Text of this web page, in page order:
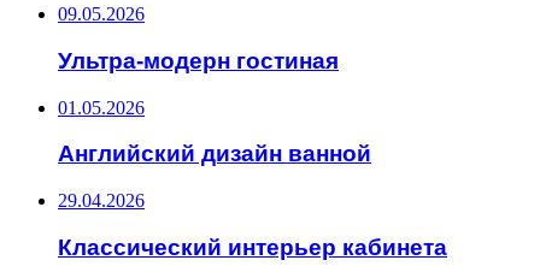
09.05.2026
Ультра-модерн гостиная
01.05.2026
Английский дизайн ванной
29.04.2026
Классический интерьер кабинета